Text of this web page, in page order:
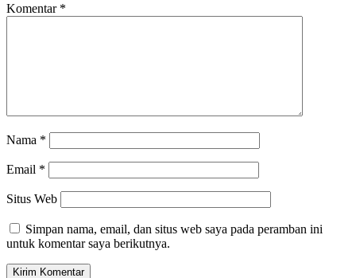
Komentar *
Nama *
Email *
Situs Web
Simpan nama, email, dan situs web saya pada peramban ini
untuk komentar saya berikutnya.